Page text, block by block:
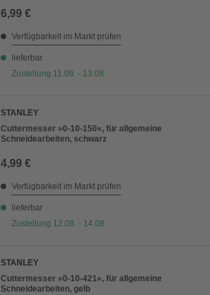
6,99 €
Verfügbarkeit im Markt prüfen
lieferbar
Zustellung 11.08. - 13.08.
STANLEY
Cuttermesser »0-10-150«, für allgemeine
Schneidearbeiten, schwarz
4,99 €
Verfügbarkeit im Markt prüfen
lieferbar
Zustellung 12.08. - 14.08.
STANLEY
Cuttermesser »0-10-421«, für allgemeine
Schneidearbeiten, gelb